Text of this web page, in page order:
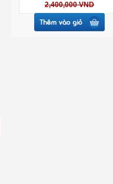
2,400,000 VND